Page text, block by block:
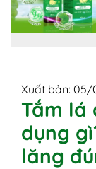
Xuất bản: 05/
Tắm lá
dụng
lăng